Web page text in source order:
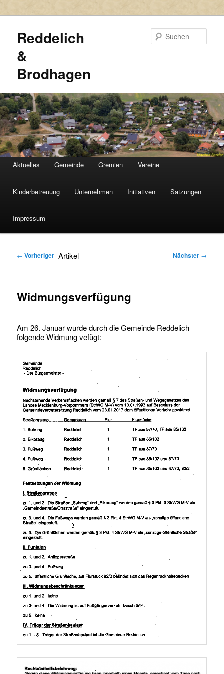
Reddelich
&
Brodhagen
HAUPTMENÜ
Zum
primären
Inhalt
Zum
sekundären
Inhalt
Aktuelles Gemeinde Gremien Vereine
Kinderbetreuung Unternehmen Initiativen Satzungen
Impressum
Artikel
← Vorheriger Nächster →
Widmungsverfügung
Am 26. Januar wurde durch die Gemeinde Reddelich
folgende Widmung vefügt: